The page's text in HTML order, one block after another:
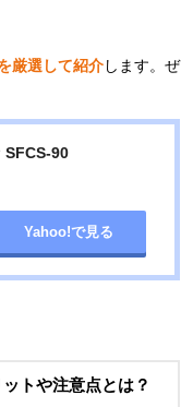
厳選して紹介します。ぜ
SFCS-90
Yahoo!で見る
トや注意点とは？